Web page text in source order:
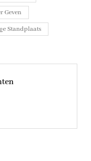
Geven
Standplaats